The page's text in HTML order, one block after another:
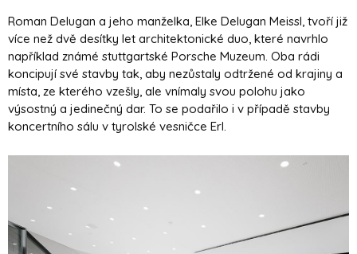
Roman Delugan a jeho manželka, Elke Delugan Meissl, tvoří již
více než dvě desítky let architektonické duo, které navrhlo
například známé stuttgartské Porsche Muzeum. Oba rádi
koncipují své stavby tak, aby nezůstaly odtržené od krajiny a
místa, ze kterého vzešly, ale vnímaly svou polohu jako
výsostný a jedinečný dar. To se podařilo i v případě stavby
koncertního sálu v tyrolské vesničce Erl.